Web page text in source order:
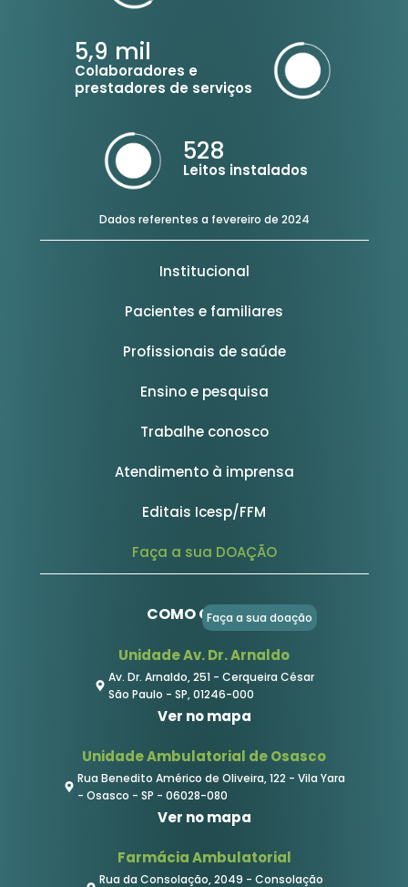
5,9 mil
Colaboradores e
prestadores de serviços
528
Leitos instalados
Dados referentes a fevereiro de 2024
Institucional
Pacientes e familiares
Profissionais de saúde
Ensino e pesquisa
Trabalhe conosco
Atendimento à imprensa
Editais Icesp/FFM
Faça a sua DOAÇÃO
COMO CHEGAR
Unidade Av. Dr. Arnaldo
Av. Dr. Arnaldo, 251 - Cerqueira César
São Paulo - SP, 01246-000
Ver no mapa
Unidade Ambulatorial de Osasco
Rua Benedito Américo de Oliveira, 122 - Vila Yara
- Osasco - SP - 06028-080
Ver no mapa
Farmácia Ambulatorial
Rua da Consolação, 2049 - Consolação
Faça a sua doação